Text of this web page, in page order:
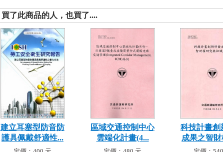
買了此商品的人，也買了....
建立耳塞型防音防
護具佩戴舒適性...
區域交通控制中心
雲端化計畫(4...
科技計畫創
成果之智